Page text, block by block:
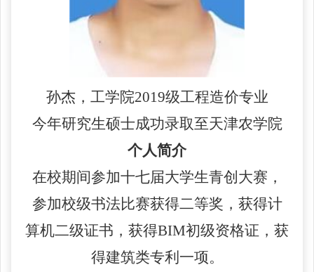
孙杰，工学院2019级工程造价专业
今年研究生硕士成功录取至天津农学院
个人简介
在校期间参加十七届大学生青创大赛，
参加校级书法比赛获得二等奖，获得计
算机二级证书，获得BIM初级资格证，获
得建筑类专利一项。